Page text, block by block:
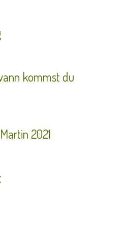
kommst du
2021